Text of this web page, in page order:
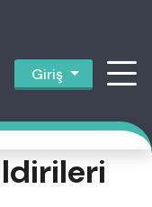
Giriş